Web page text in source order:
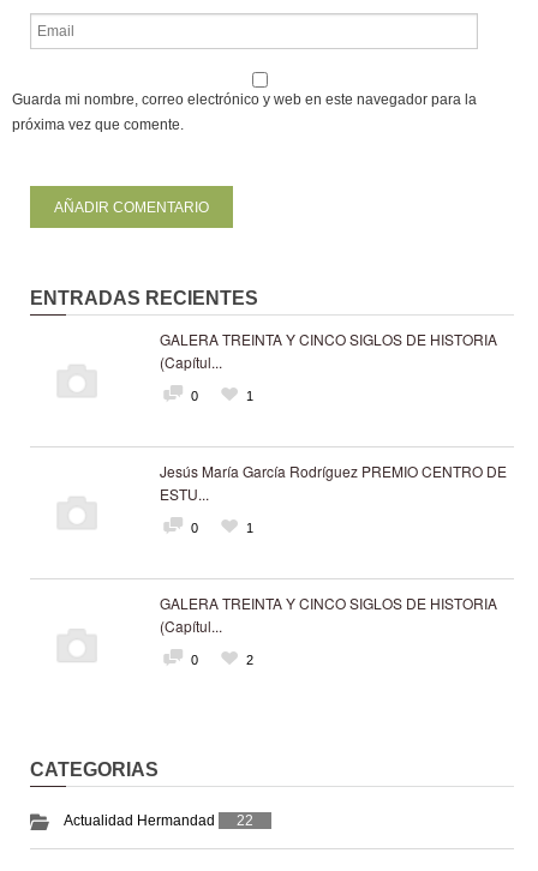
Guarda mi nombre, correo electrónico y web en este navegador para la
próxima vez que comente.
ENTRADAS RECIENTES
GALERA TREINTA Y CINCO SIGLOS DE HISTORIA
(Capítul...
0 1
Jesús María García Rodríguez PREMIO CENTRO DE
ESTU...
0 1
GALERA TREINTA Y CINCO SIGLOS DE HISTORIA
(Capítul...
0 2
CATEGORIAS
Actualidad Hermandad 22